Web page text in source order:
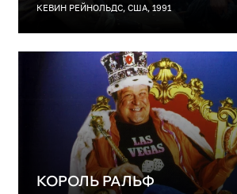
КЕВИН РЕЙНОЛЬДС, США, 1991
КОРОЛЬ РАЛЬФ